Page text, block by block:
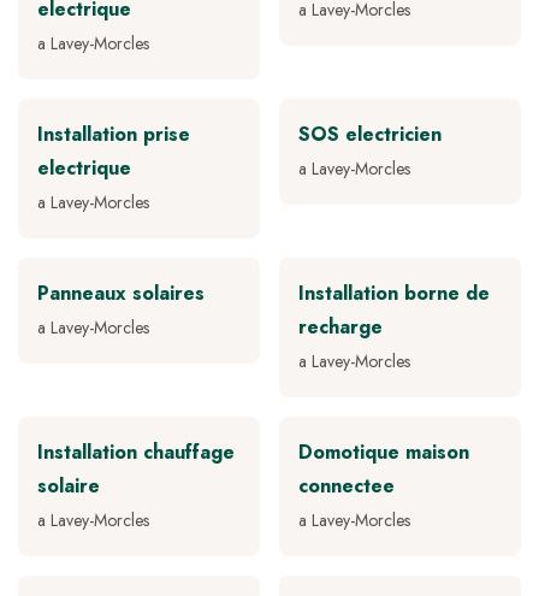
electrique
a Lavey-Morcles
a Lavey-Morcles
Installation prise
electrique
a Lavey-Morcles
SOS electricien
a Lavey-Morcles
Panneaux solaires
a Lavey-Morcles
Installation borne de
recharge
a Lavey-Morcles
Installation chauffage
solaire
a Lavey-Morcles
Domotique maison
connectee
a Lavey-Morcles